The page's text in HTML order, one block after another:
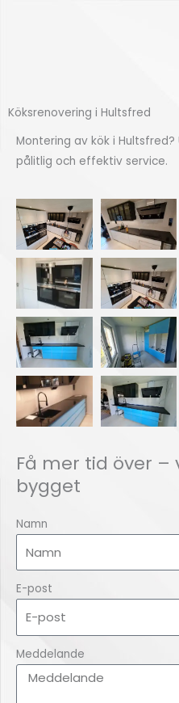
Köksrenovering i Hultsfred
Montering av kök i
pålitlig och effektiv service.
Få mer tid över
bygget
Namn
E-post
Meddelande